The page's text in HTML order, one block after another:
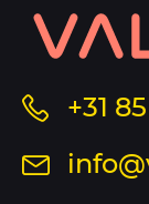
Contact
informatie
sitemap+31
Stuur